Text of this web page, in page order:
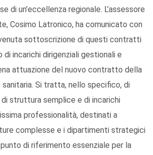
di un’eccellenza regionale. L’assessore
Cosimo Latronico, ha comunicato con
sottoscrizione di questi contratti
incarichi dirigenziali gestionali e
attuazione del nuovo contratto della
sanitaria. Si tratta, nello specifico, di
struttura semplice e di incarichi
professionalità, destinati a
complesse e i dipartimenti strategici
di riferimento essenziale per la